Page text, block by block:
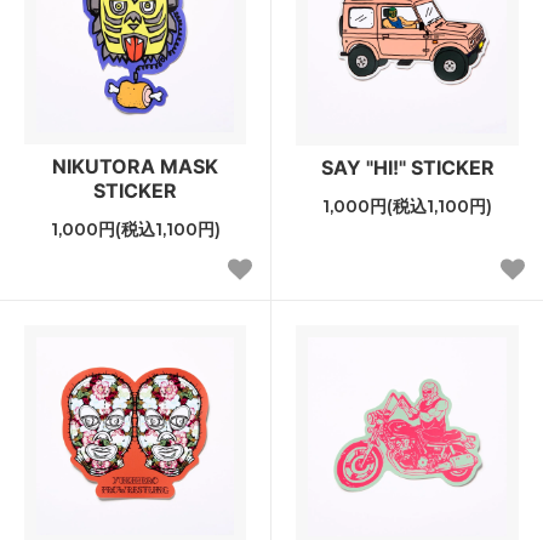
NIKUTORA MASK
STICKER
1,000円(税込1,100円)
SAY "HI!" STICKER
1,000円(税込1,100円)